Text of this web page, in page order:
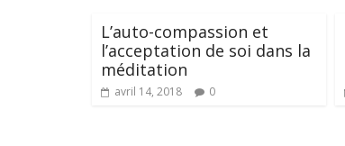
L’auto-compassion et
l’acceptation de soi dans la
méditation
avril 14, 2018 0